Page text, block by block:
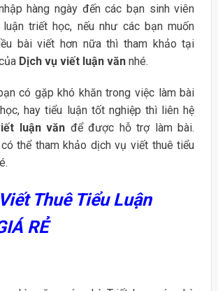
hàng ngày đến các bạn sinh viên
triết học, nếu như các bạn muốn
bài viết hơn nữa thì tham khảo tại
Dịch vụ viết luận vănnhé.
có gặp khó khăn trong việc làm bài
hay tiểu luận tốt nghiệp thì liên hệ
luận văn để được hỗ trợ làm bài.
thể tham khảo dịch vụ viết thuê tiểu
Viết Thuê Tiểu Luận
RẺ